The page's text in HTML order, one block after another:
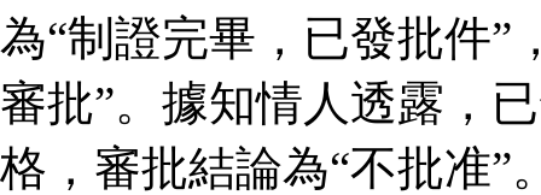
為“制證完畢，已發批件”
審批”。據知情人透露，
格，審批結論為“不批准”